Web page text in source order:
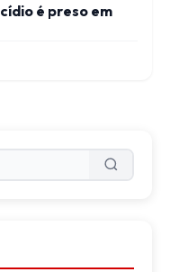
é preso em